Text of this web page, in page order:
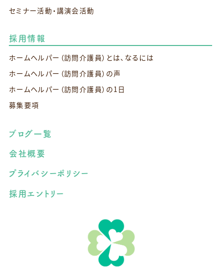
セミナー活動・講演会活動
採用情報
ホームヘルパー（訪問介護員）とは、なるには
ホームヘルパー（訪問介護員）の声
ホームヘルパー（訪問介護員）の1日
募集要項
ブログ一覧
会社概要
プライバシーポリシー
採用エントリー